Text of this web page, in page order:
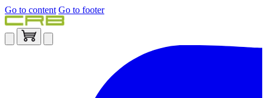
Go to content Go to footer